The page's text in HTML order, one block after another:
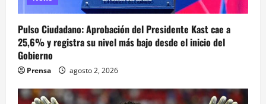
Pulso Ciudadano: Aprobación del Presidente Kast cae a
25,6% y registra su nivel más bajo desde el inicio del
Gobierno
Prensa agosto 2, 2026